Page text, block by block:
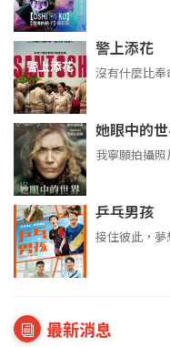
警上添花
沒有什麼比
她眼中的
我寧願拍攝
乒乓男孩
接住彼此，夢
最新消息